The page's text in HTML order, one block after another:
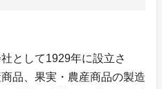
として1929年に設立さ
品、果実・農産商品の製造